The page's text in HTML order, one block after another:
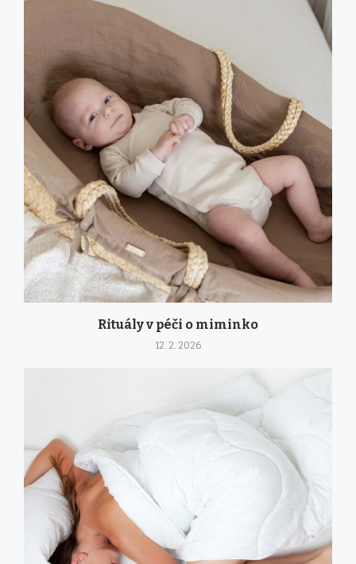
Rituály v péči o miminko
12. 2. 2026